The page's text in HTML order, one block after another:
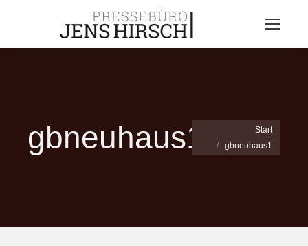
gbneuhaus1 Sie befinden sich hier:
Start
gbneuhaus1